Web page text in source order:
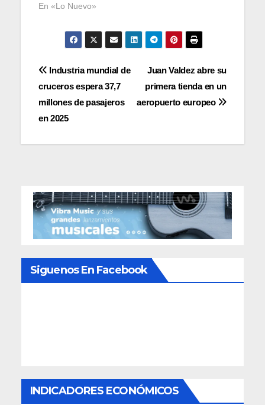
En «Lo Nuevo»
Navegación
de
entradas
Juan Valdez abre su
primera tienda en un
aeropuerto europeo
Industria mundial de
cruceros espera 37,7
millones de pasajeros
en 2025
Siguenos En Facebook
INDICADORES ECONÓMICOS